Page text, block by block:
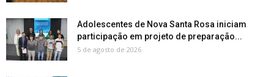
Adolescentes de Nova Santa Rosa iniciam
participação em projeto de preparação...
5 de agosto de 2026